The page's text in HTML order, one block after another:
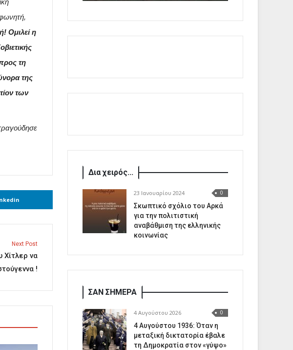
Ομιλεί η
τη
της
των
Next Post
Χίτλερ να
!
Δια χειρός...
23 Ιανουαρίου 2024 0
Σκωπτικό σχόλιο του Αρκά
για την πολιτιστική
αναβάθμιση της ελληνικής
κοινωνίας
ΣΑΝ ΣΗΜΕΡΑ
4 Αυγούστου 2026 0
4 Αυγούστου 1936: Όταν η
μεταξική δικτατορία έβαλε
τη Δημοκρατία στον «γύψο»